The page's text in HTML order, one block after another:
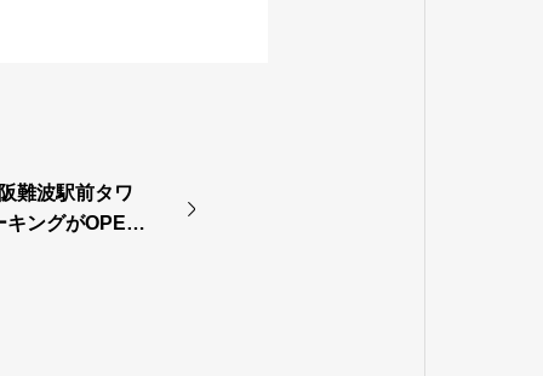
難波駅前タワ
キングがOPEN